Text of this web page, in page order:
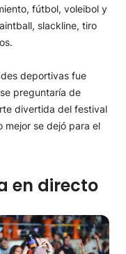
fútbol, voleibol y
slackline, tiro
deportivas fue
preguntaría de
divertida del festival
mejor se dejó para el
en directo